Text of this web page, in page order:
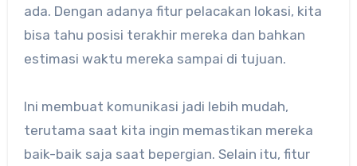
ada. Dengan adanya fitur pelacakan lokasi, kita
bisa tahu posisi terakhir mereka dan bahkan
estimasi waktu mereka sampai di tujuan.
Ini membuat komunikasi jadi lebih mudah,
terutama saat kita ingin memastikan mereka
baik-baik saja saat bepergian. Selain itu, fitur